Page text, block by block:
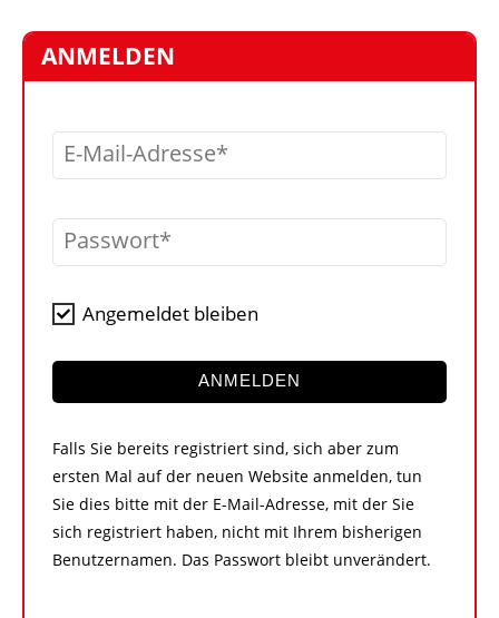
VIDEOS
BIBLIOTHEK
KRAN & BÜHNE
KONTAKT
ANMELDEN
E-Mail-Adresse
Passwort
Angemeldet bleiben
ANMELDEN
Falls Sie bereits registriert sind, sich aber zum
ersten Mal auf der neuen Website anmelden, tun
Sie dies bitte mit der E-Mail-Adresse, mit der Sie
sich registriert haben, nicht mit Ihrem bisherigen
Benutzernamen. Das Passwort bleibt unverändert.